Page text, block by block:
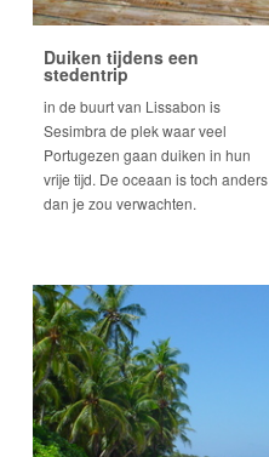
Duiken tijdens een
stedentrip
in de buurt van Lissabon is
Sesimbra de plek waar veel
Portugezen gaan duiken in hun
vrije tijd. De oceaan is toch anders
dan je zou verwachten.